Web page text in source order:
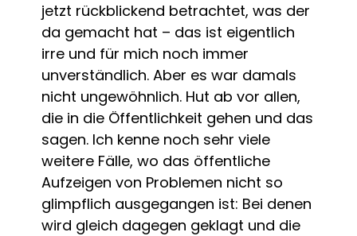
jetzt rückblickend betrachtet, was der
da gemacht hat – das ist eigentlich
irre und für mich noch immer
unverständlich. Aber es war damals
nicht ungewöhnlich. Hut ab vor allen,
die in die Öffentlichkeit gehen und das
sagen. Ich kenne noch sehr viele
weitere Fälle, wo das öffentliche
Aufzeigen von Problemen nicht so
glimpflich ausgegangen ist: Bei denen
wird gleich dagegen geklagt und die